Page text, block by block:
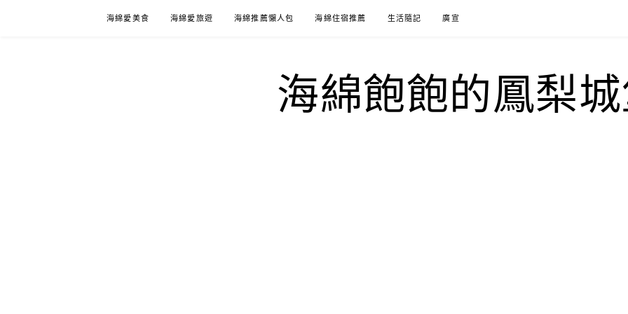
海綿愛美食 海綿愛旅遊 海綿推薦懶人包 海綿住宿推薦 生活隨記 廣宣
海綿飽飽的鳳梨